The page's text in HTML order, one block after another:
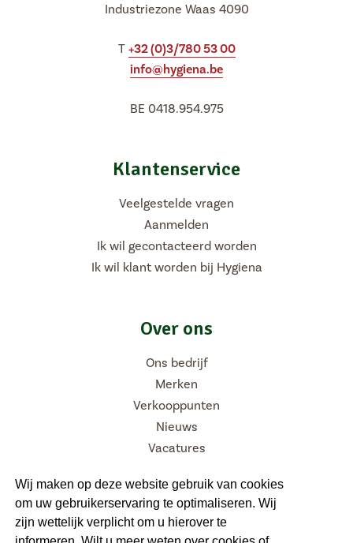
Wij maken op deze website gebruik van cookies
om uw gebruikerservaring te optimaliseren. Wij
zijn wettelijk verplicht om u hierover te
Industriezone Waas 4090
T +32 (0)3/780 53 00
info@hygiena.be
BE 0418.954.975
Klantenservice
Veelgestelde vragen
Aanmelden
Ik wil gecontacteerd worden
Ik wil klant worden bij Hygiena
Over ons
Ons bedrijf
Merken
Verkooppunten
Nieuws
Vacatures
Volg ons